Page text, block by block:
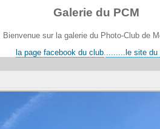
Galerie du PCM
Bienvenue sur la galerie du Photo-Club de
la page facebook du club
........le site du